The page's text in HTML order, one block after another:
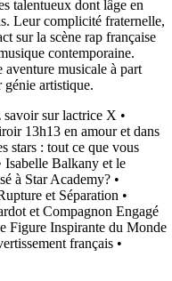
talentueux dont lâge en
Leur complicité fraternelle,
sur la scène rap française
contemporaine.
musicale à part
artistique.
savoir sur lactrice X •
13h13 en amour et dans
stars : tout ce que vous
Isabelle Balkany et le
à Star Academy? •
et Séparation •
et Compagnon Engagé
Figure Inspirante du Monde
français •